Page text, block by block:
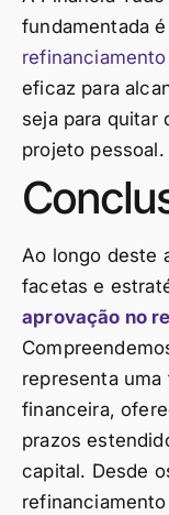
fundamentada
eficaz para
seja para quitar
projeto pessoal.
Ao longo deste
facetas e
aprovação no
representa uma
financeira,
prazos
capital. Desde